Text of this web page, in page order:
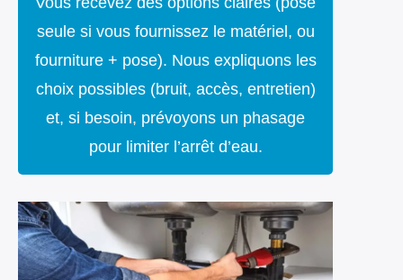
seule si vous fournissez le matériel, ou
fourniture + pose). Nous expliquons les
choix possibles (bruit, accès, entretien)
et, si besoin, prévoyons un phasage
pour limiter l’arrêt d’eau.